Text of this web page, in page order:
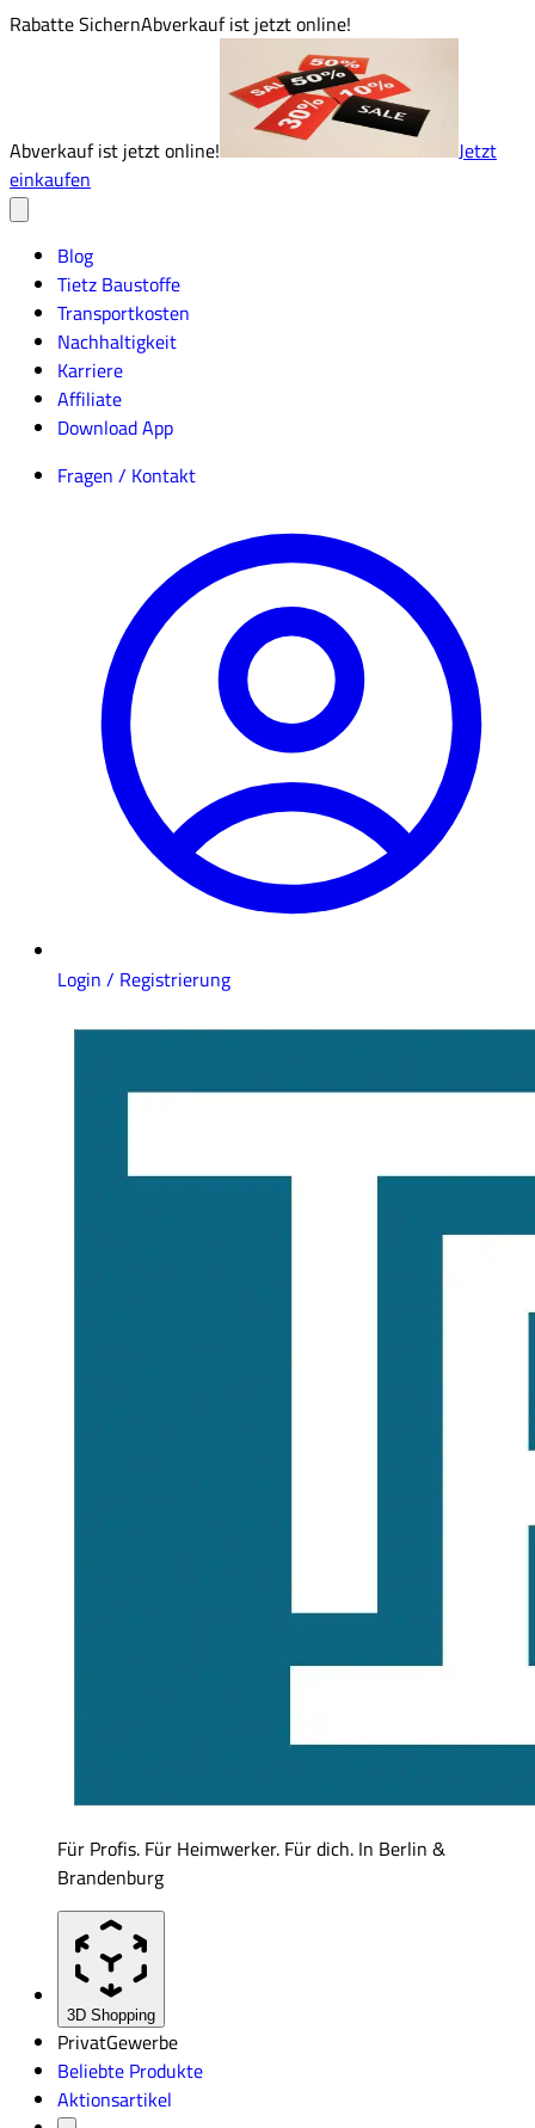
Rabatte SichernAbverkauf ist jetzt online!
Abverkauf ist jetzt online!
Jetzt
einkaufen
Blog
Tietz Baustoffe
Transportkosten
Nachhaltigkeit
Karriere
Affiliate
Download App
Fragen / Kontakt
Login / Registrierung
Für Profis. Für Heimwerker. Für dich. In Berlin &
Brandenburg
3D Shopping
PrivatGewerbe
Beliebte Produkte
Aktionsartikel